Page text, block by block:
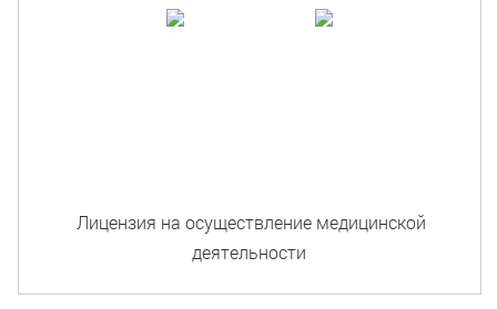
Лицензия на осуществление медицинской
деятельности